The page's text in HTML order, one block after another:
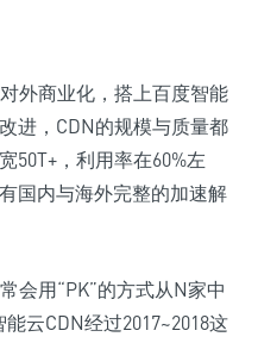
外商业化，搭上百度智能
进，CDN的规模与质量都
50T+，利用率在60%左
国内与海外完整的加速解
会用“PK”的方式从N家中
云CDN经过2017~2018这